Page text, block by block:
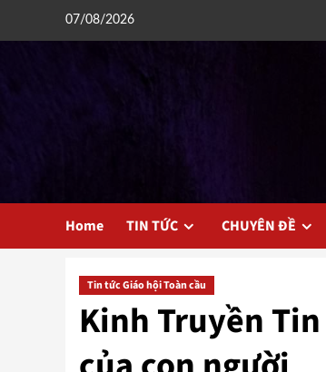
07/08/2026
Home TIN TỨC CHUYÊN ĐỀ
Tin tức Giáo hội Toàn cầu
Kinh Truyền